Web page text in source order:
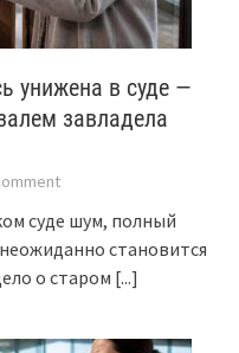
унижена в суде —
завладела
суде шум, полный
становится
о старом [...]